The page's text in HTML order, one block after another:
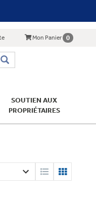
Mon Panier 0
SOUTIEN AUX
PROPRIÉTAIRES